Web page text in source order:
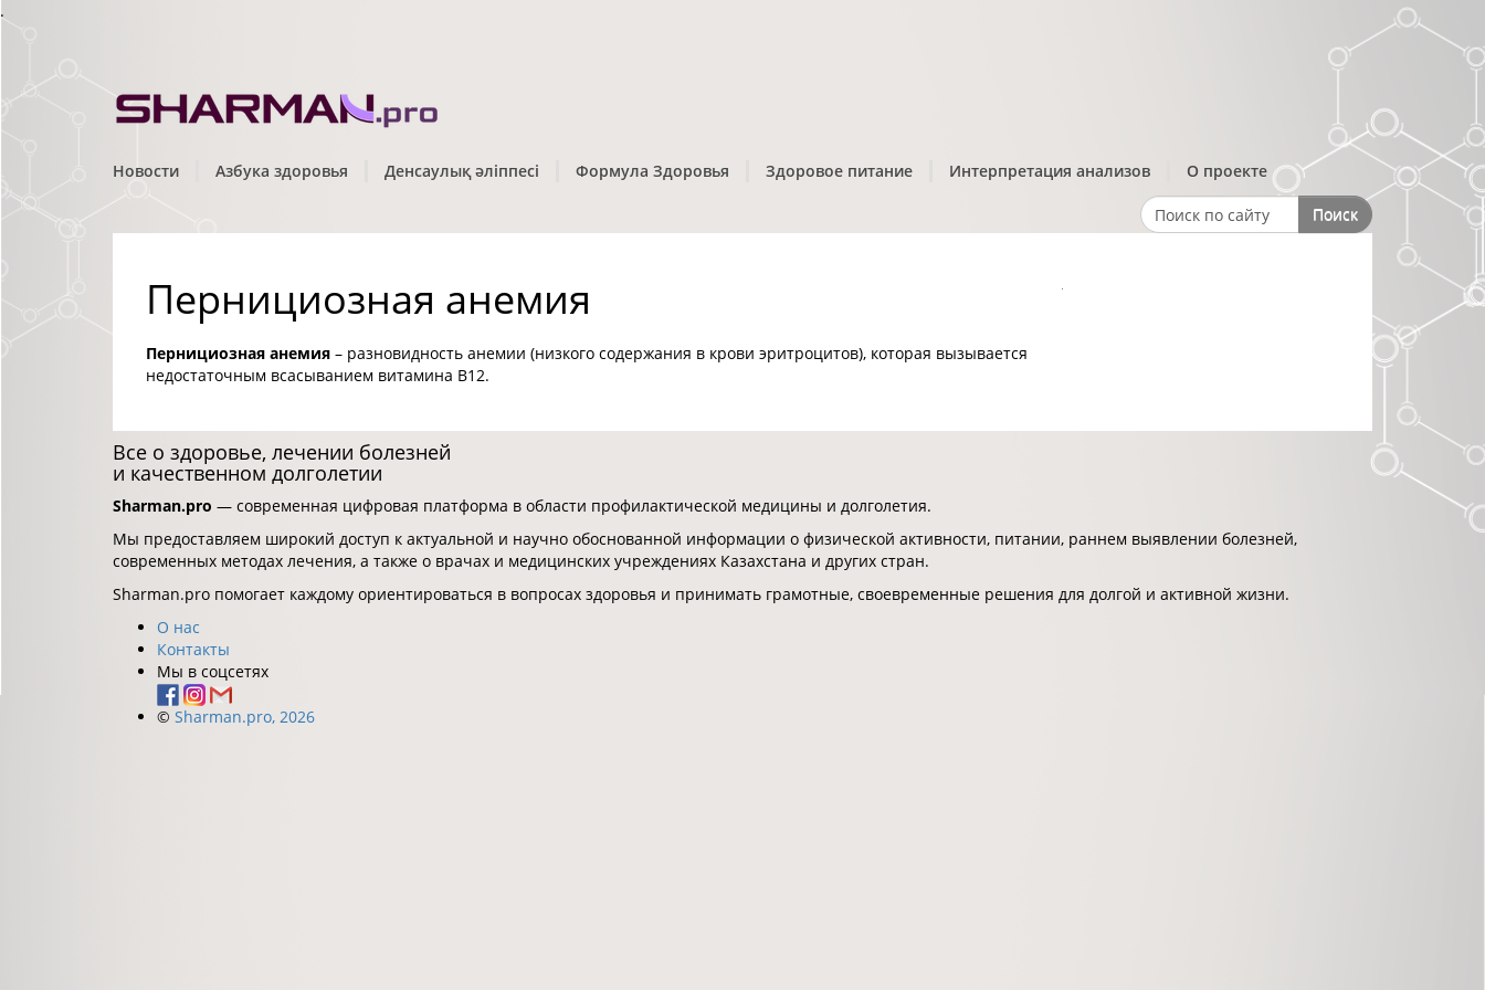
.
Новости Азбука здоровья Денсаулық әліппесі Формула Здоровья Здоровое питание Интерпретация анализов О проекте
Search formПоиск
Пернициозная анемия
Пернициозная анемия – разновидность анемии (низкого содержания в крови эритроцитов), которая вызывается
недостаточным всасыванием витамина B12.
Все о здоровье, лечении болезней
и качественном долголетии
Sharman.pro — современная цифровая платформа в области профилактической медицины и долголетия.
Мы предоставляем широкий доступ к актуальной и научно обоснованной информации о физической активности, питании, раннем выявлении болезней,
современных методах лечения, а также о врачах и медицинских учреждениях Казахстана и других стран.
Sharman.pro помогает каждому ориентироваться в вопросах здоровья и принимать грамотные, своевременные решения для долгой и активной жизни.
О нас
Контакты
Мы в соцсетях
© Sharman.pro, 2026